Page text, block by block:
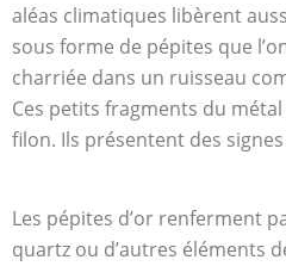
aléas climatiques libèrent
sous forme de pépites que
charriée dans un ruisseau
Ces petits fragments du
filon. Ils présentent des
Les pépites d’or renferment
quartz ou d’autres éléments